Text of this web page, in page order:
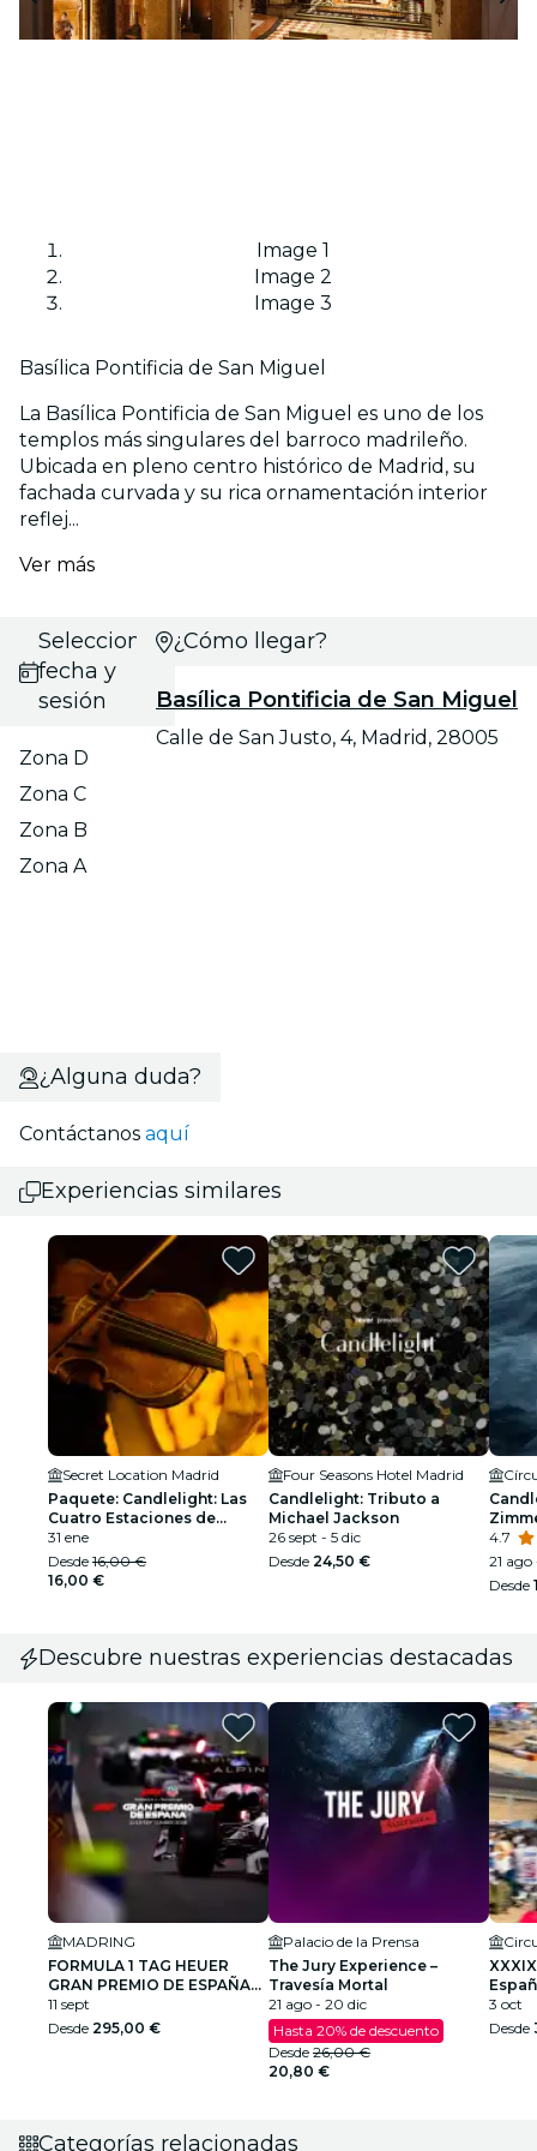
Image 1
Image 2
Image 3
Basílica Pontificia de San Miguel
La Basílica Pontificia de San Miguel es uno de los
templos más singulares del barroco madrileño.
Ubicada en pleno centro histórico de Madrid, su
fachada curvada y su rica ornamentación interior
reflej...
Ver más
Selecciona
fecha y
sesión
Zona D
Zona C
Zona B
Zona A
¿Cómo llegar?
Basílica Pontificia de San Miguel
Calle de San Justo, 4, Madrid, 28005
¿Alguna duda?
Contáctanos aquí
Experiencias similares
Secret Location Madrid
Paquete: Candlelight: Las
Cuatro Estaciones de
Vivaldi + Ballet of Lights
31 ene
Desde 16,00 €
16,00 €
Four Seasons Hotel Madrid
Candlelight: Tributo a
Michael Jackson
26 sept - 5 dic
Desde 24,50 €
4.7
21 ago
Desde
Descubre nuestras experiencias destacadas
MADRING
FORMULA 1 TAG HEUER
GRAN PREMIO DE ESPAÑA
2026
11 sept
Desde 295,00 €
Palacio de la Prensa
The Jury Experience –
Travesía Mortal
21 ago - 20 dic
Hasta 20% de descuento
Desde 26,00 €
20,80 €
3 oct
Desde
Categorías relacionadas